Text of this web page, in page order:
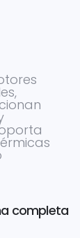
completa